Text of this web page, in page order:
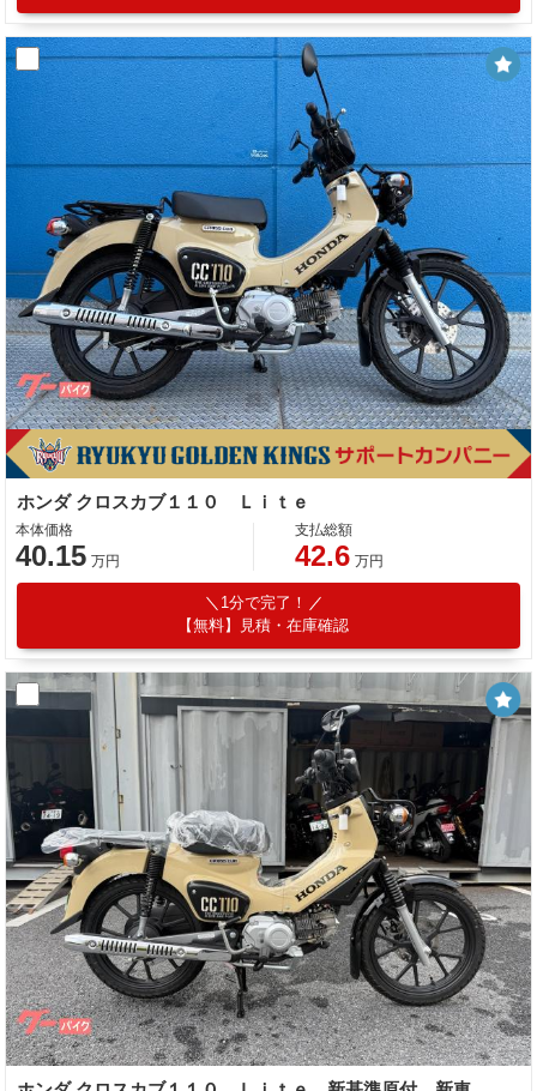
ホンダ クロスカブ１１０ Ｌｉｔｅ
本体価格
40.15 万円
支払総額
42.6 万円
1分で完了！
【無料】見積・在庫確認